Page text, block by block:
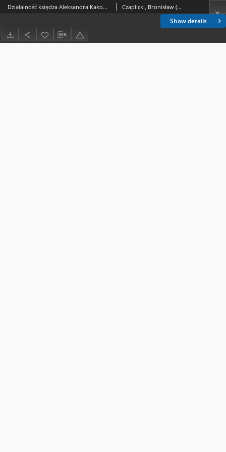
Show details
Działalność księdza Aleksandra Kakowskiego w Petersburgu w latach 1910-1913 Czaplicki, Bronisław (1953- )